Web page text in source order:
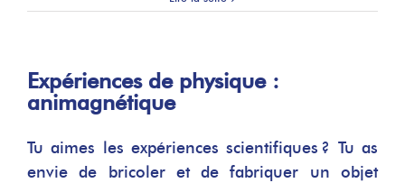
Expériences de physique :
animagnétique
Tu aimes les expériences scientifiques ? Tu as
envie de bricoler et de fabriquer un objet